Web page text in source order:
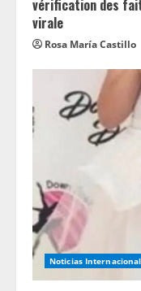
vérification des
virale
Rosa María Castillo
Noticias